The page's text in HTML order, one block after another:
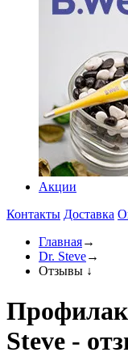
Акции
Контакты Доставка
Главная→
Dr. Steve→
Отзывы ↓
Steve -